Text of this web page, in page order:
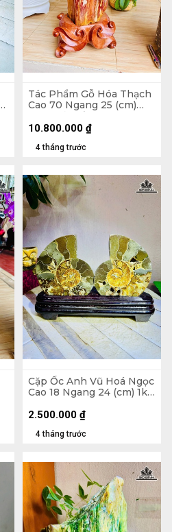
Tác Phẩm Gỗ Hóa Thạch
Cao 70 Ngang 25 (cm)
42kg Cả Đế
4 tháng trước
10.800.000 ₫
Cặp Ốc Anh Vũ Hoá Ngọc
Cao 18 Ngang 24 (cm) 1kg
4 tháng trước
2.500.000 ₫